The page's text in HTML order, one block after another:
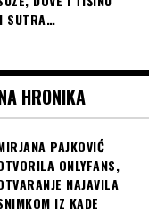
SUTRA…
HRONIKA
PAJKOVIĆ
ONLYFANS,
NAJAVILA
IZ KADE